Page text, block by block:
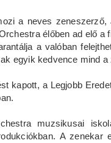
a neves
élőben ad elő
a valóban
egyik kedvence mind a
kapott, a Legjobb
muzsikusai
A zenekar